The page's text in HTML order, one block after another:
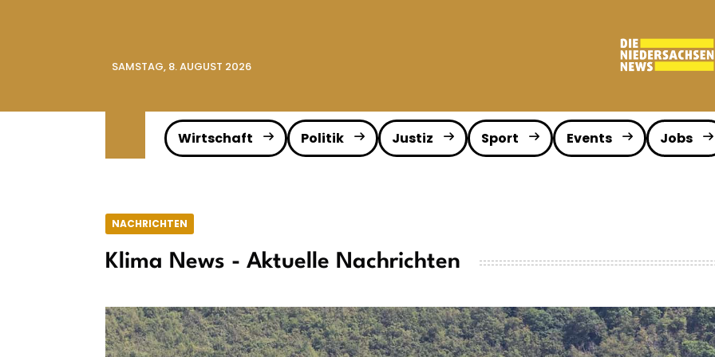
SAMSTAG, 8. AUGUST 2026
Wirtschaft Politik Justiz Sport Events Jobs
NACHRICHTEN
Klima News - Aktuelle Nachrichten